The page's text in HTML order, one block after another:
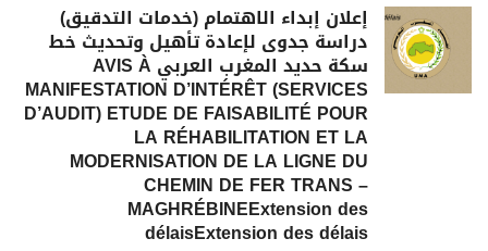
إعلان إبداء الاهتمام (خدمات التدقيق)
دراسة جدوى لإعادة تأهيل وتحديث خط
سكة حديد المغرب العربي AVIS À
MANIFESTATION D’INTÉRÊT (SERVICES
D’AUDIT) ETUDE DE FAISABILITÉ POUR
LA RÉHABILITATION ET LA
MODERNISATION DE LA LIGNE DU
CHEMIN DE FER TRANS –
MAGHRÉBINEExtension des
délaisExtension des délais